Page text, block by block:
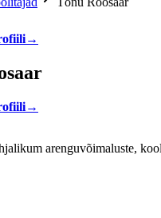
→
→
arenguvõimaluste,